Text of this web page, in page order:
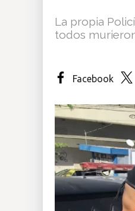
Multimedia
La propia
todos
Facebook